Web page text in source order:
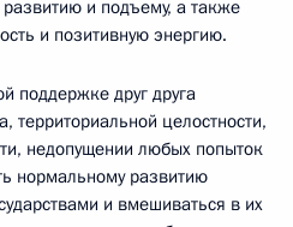
и подъему, а также
и позитивную энергию.
поддержке друг друга
территориальной целостности,
недопущении любых попыток
нормальному развитию
и вмешиваться в их